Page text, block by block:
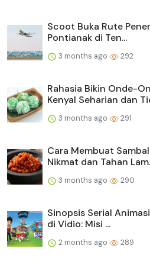
Scoot Buka Rute
Pontianak di Ten...
3 months ago 292
Rahasia Bikin Onde-
Kenyal Seharian dan
3 months ago 291
Cara Membuat
Nikmat dan Tahan
3 months ago 290
Sinopsis Serial
di Vidio: Misi ...
2 months ago 289